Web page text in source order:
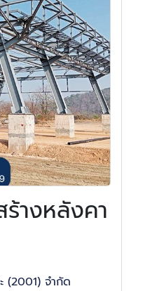
างหลังคา
(2001) จำกัด